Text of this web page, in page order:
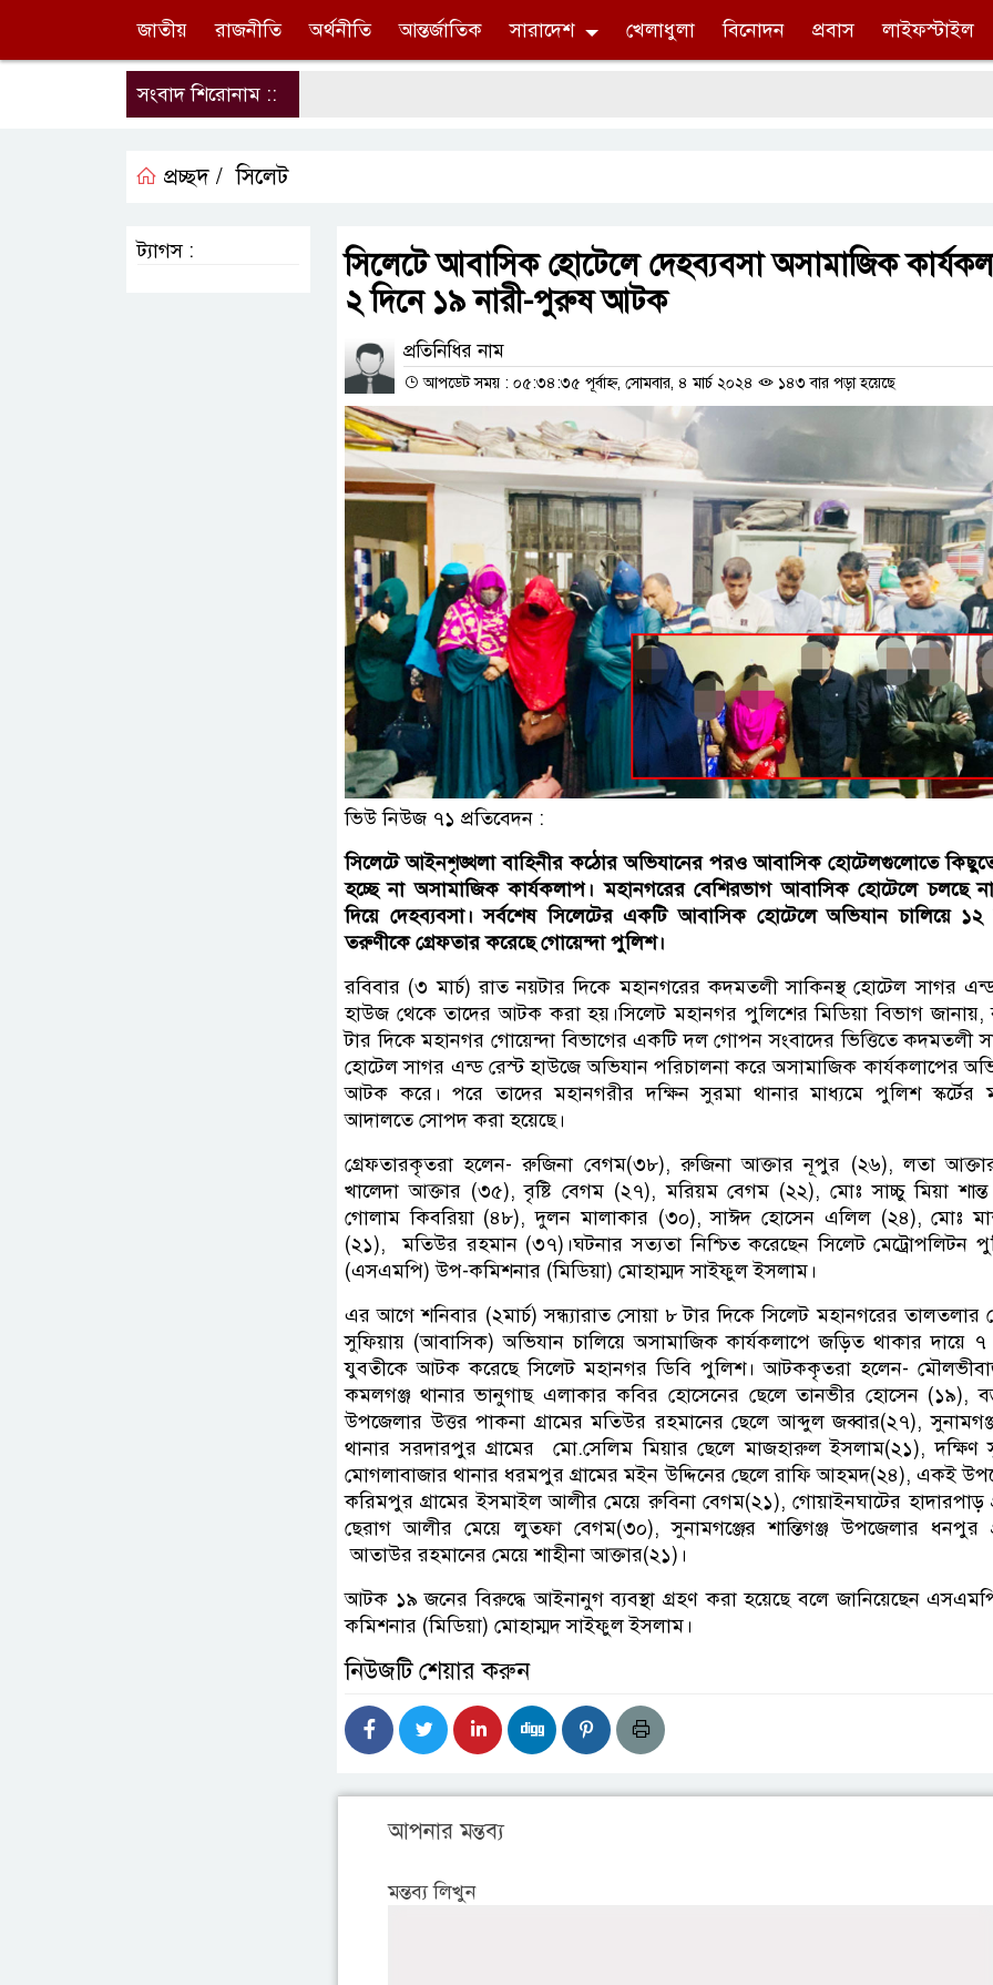
জাতীয় রাজনীতি অর্থনীতি আন্তর্জাতিক সারাদেশ খেলাধুলা বিনোদন প্রবাস লাইফস্টাইল
সংবাদ শিরোনাম ::
প্রচ্ছদ / সিলেট
সিলেটে আবাসিক হোটেলে দেহব্যবসা অসামাজিক
২ দিনে ১৯ নারী-পুরুষ আটক
প্রতিনিধির নাম
আপডেট সময় : ০৫:৩৪:৩৫ পূর্বাহ্ন, সোমবার, ৪ মার্চ ২০২৪ ১৪৩ বার পড়া হয়েছে
ভিউ নিউজ ৭১ প্রতিবেদন :
সিলেটে আইনশৃঙ্খলা বাহিনীর কঠোর অভিযানের পরও আবাসিক হোটেলগুলোতে
হচ্ছে না অসামাজিক কার্যকলাপ। মহানগরের বেশিরভাগ আবাসিক হোটেলে চলছে
দিয়ে দেহব্যবসা। সর্বশেষ সিলেটের একটি আবাসিক হোটেলে অভিযান চালিয়ে
তরুণীকে গ্রেফতার করেছে গোয়েন্দা পুলিশ।
রবিবার (৩ মার্চ) রাত নয়টার দিকে মহানগরের কদমতলী সাকিনস্থ হোটেল সাগর
হাউজ থেকে তাদের আটক করা হয়।সিলেট মহানগর পুলিশের মিডিয়া বিভাগ জানায়,
টার দিকে মহানগর গোয়েন্দা বিভাগের একটি দল গোপন সংবাদের ভিত্তিতে কদমতলী
হোটেল সাগর এন্ড রেস্ট হাউজে অভিযান পরিচালনা করে অসামাজিক কার্যকলাপের
আটক করে। পরে তাদের মহানগরীর দক্ষিন সুরমা থানার মাধ্যমে পুলিশ স্কর্টের
আদালতে সোপদ করা হয়েছে।
গ্রেফতারকৃতরা হলেন- রুজিনা বেগম(৩৮), রুজিনা আক্তার নূপুর (২৬), লতা
খালেদা আক্তার (৩৫), বৃষ্টি বেগম (২৭), মরিয়ম বেগম (২২), মোঃ সাচ্চু মিয়া
গোলাম কিবরিয়া (৪৮), দুলন মালাকার (৩০), সাঈদ হোসেন এলিল (২৪), মোঃ
(২১), মতিউর রহমান (৩৭)।ঘটনার সত্যতা নিশ্চিত করেছেন সিলেট মেট্রোপলিটন
(এসএমপি) উপ-কমিশনার (মিডিয়া) মোহাম্মদ সাইফুল ইসলাম।
এর আগে শনিবার (২মার্চ) সন্ধ্যারাত সোয়া ৮ টার দিকে সিলেট মহানগরের তালতলার
সুফিয়ায় (আবাসিক) অভিযান চালিয়ে অসামাজিক কার্যকলাপে জড়িত থাকার দায়ে
যুবতীকে আটক করেছে সিলেট মহানগর ডিবি পুলিশ। আটককৃতরা হলেন-
কমলগঞ্জ থানার ভানুগাছ এলাকার কবির হোসেনের ছেলে তানভীর হোসেন (১৯),
উপজেলার উত্তর পাকনা গ্রামের মতিউর রহমানের ছেলে আব্দুল জব্বার(২৭),
থানার সরদারপুর গ্রামের মো.সেলিম মিয়ার ছেলে মাজহারুল ইসলাম(২১), দক্ষিণ
মোগলাবাজার থানার ধরমপুর গ্রামের মইন উদ্দিনের ছেলে রাফি আহমদ(২৪), একই
করিমপুর গ্রামের ইসমাইল আলীর মেয়ে রুবিনা বেগম(২১), গোয়াইনঘাটের হাদারপাড়
ছেরাগ আলীর মেয়ে লুতফা বেগম(৩০), সুনামগঞ্জের শান্তিগঞ্জ উপজেলার ধনপুর
আতাউর রহমানের মেয়ে শাহীনা আক্তার(২১)।
আটক ১৯ জনের বিরুদ্ধে আইনানুগ ব্যবস্থা গ্রহণ করা হয়েছে বলে জানিয়েছেন
কমিশনার (মিডিয়া) মোহাম্মদ সাইফুল ইসলাম।
নিউজটি শেয়ার করুন
আপনার মন্তব্য
মন্তব্য লিখুন
ট্যাগস :